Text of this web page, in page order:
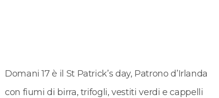
Domani 17 è il St Patrick’s day, Patrono d’Irlanda
con fiumi di birra, trifogli, vestiti verdi e cappelli